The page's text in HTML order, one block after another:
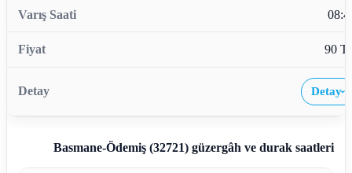
90
Detay›
Basmane-Ödemiş (32721)güzergâh ve durak saatleri